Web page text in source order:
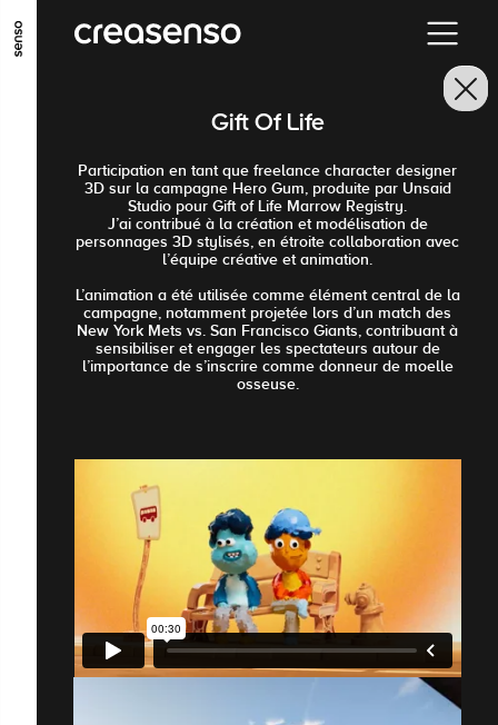
ALLER AU CONTENU PRINCIPAL
ALLER EN BAS DE PAGEGift Of Life
Participation en tant que freelance character designer
3D sur la campagne Hero Gum, produite par Unsaid
Studio pour Gift of Life Marrow Registry.
J’ai contribué à la création et modélisation de
personnages 3D stylisés, en étroite collaboration avec
l’équipe créative et animation.
L’animation a été utilisée comme élément central de la
campagne, notamment projetée lors d’un match des
New York Mets vs. San Francisco Giants, contribuant à
sensibiliser et engager les spectateurs autour de
l’importance de s’inscrire comme donneur de moelle
osseuse.